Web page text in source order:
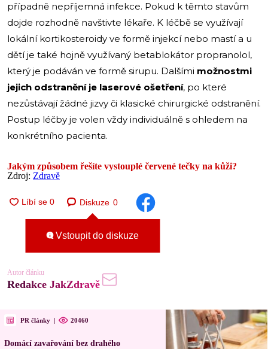
případně nepříjemná infekce. Pokud k těmto stavům
dojde rozhodně navštivte lékaře. K léčbě se využívají
lokální kortikosteroidy ve formě injekcí nebo mastí a u
dětí je také hojně využívaný betablokátor propranolol,
který je podáván ve formě sirupu. Dalšími možnostmi
jejich odstranění je laserové ošetření, po které
nezůstávají žádné jizvy či klasické chirurgické odstranění.
Postup léčby je volen vždy individuálně s ohledem na
konkrétního pacienta.
Jakým způsobem řešíte vystouplé červené tečky na kůži?
Zdroj: Zdravě
Diskuze 0
Vstoupit do diskuze
Autor článku
Redakce JakZdravě
PR články | 20460
Domácí zavařování bez drahého